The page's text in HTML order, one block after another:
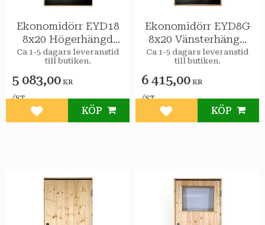
Ekonomidörr EYD18
8x20 Högerhängd
STAR Varmförråd
Ca 1-5 dagars leveranstid
till butiken.
5 083,00 KR
/ST
Lägg till i favoriter
KÖP
Ekonomidörr EYD8G
8x20 Vänsterhängd
STAR Varmförråd 2-
glas isolerruta
Ca 1-5 dagars leveranstid
till butiken.
6 415,00 KR
/ST
Lägg till i favoriter
KÖP